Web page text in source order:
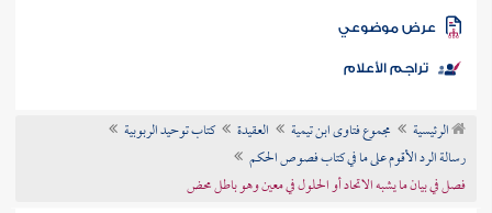
الكتب
موضوعي
تراجم الأعلام
الرئيسية مجموع فتاوى ابن تيمية العقيدة
كتاب توحيد الربوبية
رسالة الرد الأقوم على ما في كتاب فصوص الحكم
فصل في بيان ما يشبه الاتحاد أو الحلول في معين وهو باطل محض